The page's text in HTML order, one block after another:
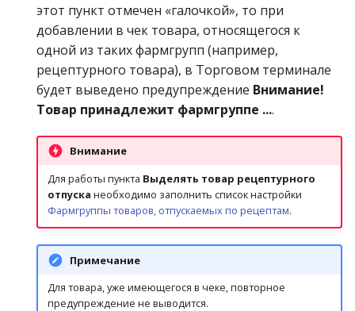
этот пункт отмечен «галочкой», то при
добавлении в чек товара, относящегося к
одной из таких фармгрупп (например,
рецептурного товара), в Торговом терминале
будет выведено предупреждение Внимание!
Товар принадлежит фармгруппе ....
Внимание
Для работы пункта Выделять товар рецептурного
отпуска необходимо заполнить список настройки
Фармгруппы товаров, отпускаемых по рецептам.
Примечание
Для товара, уже имеющегося в чеке, повторное
предупреждение не выводится.